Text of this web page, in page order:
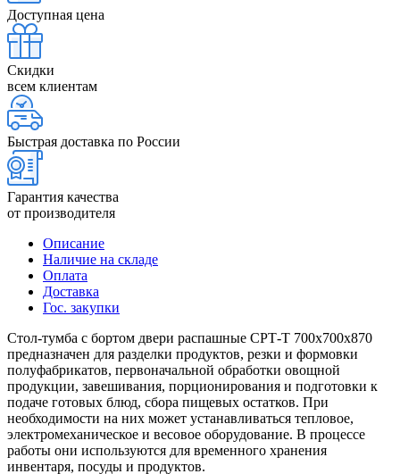
Доступная цена
Скидки
всем клиентам
Быстрая доставка по России
Гарантия качества
от производителя
Описание
Наличие на складе
Оплата
Доставка
Гос. закупки
Стол-тумба с бортом двери распашные СРТ-Т 700х700х870
предназначен для разделки продуктов, резки и формовки
полуфабрикатов, первоначальной обработки овощной
продукции, завешивания, порционирования и подготовки к
подаче готовых блюд, сбора пищевых остатков. При
необходимости на них может устанавливаться тепловое,
электромеханическое и весовое оборудование. В процессе
работы они используются для временного хранения
инвентаря, посуды и продуктов.